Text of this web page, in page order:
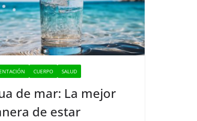
CUERPO SALUD
de mar: La mejor
de estar